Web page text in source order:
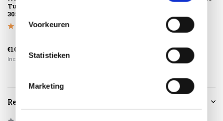
Voorkeuren
Statistieken
Marketing
Tuinsethoes
305x190xH85
€109,95
Incl. btw
€259,00
Incl. btw
Reviews